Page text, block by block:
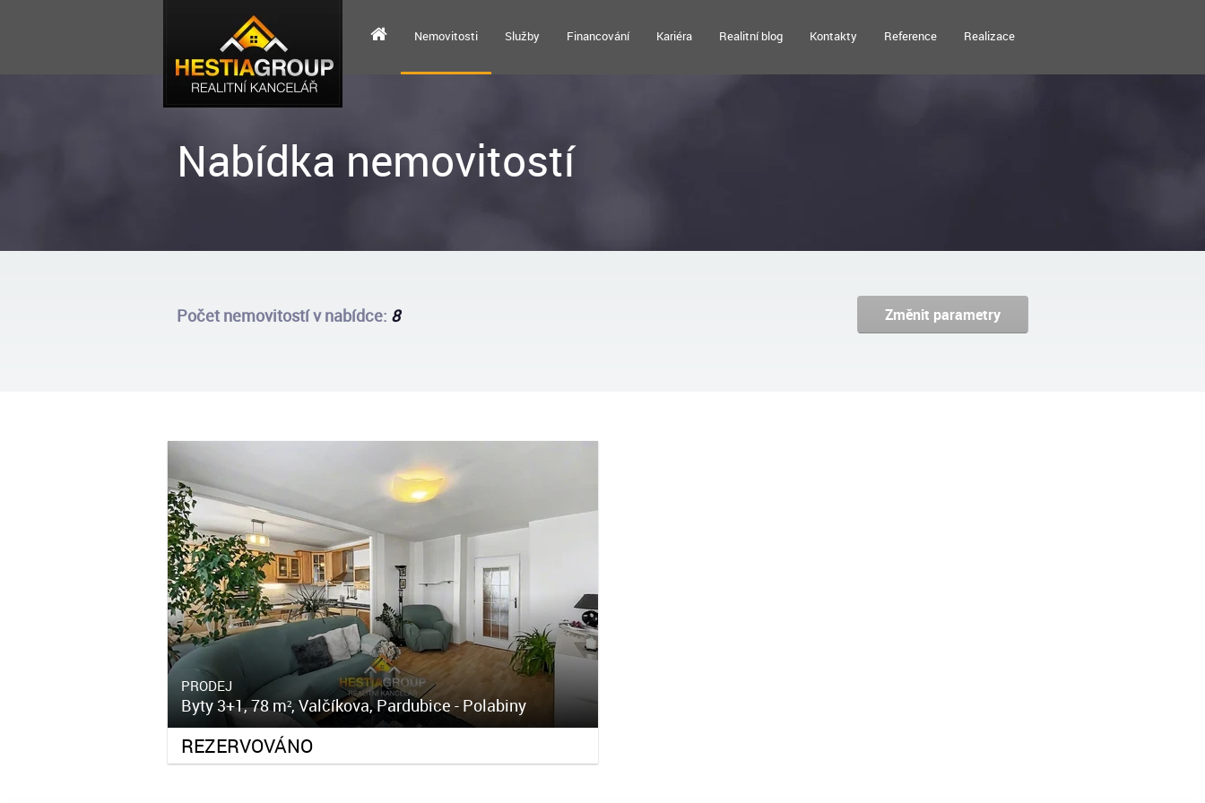
Nemovitosti Služby Financování Kariéra Realitní blog Kontakty Reference Realizace
Nabídka nemovitostí
Počet nemovitostí v nabídce: 8 Změnit parametry
PRODEJ
Byty 3+1, 78 m², Valčíkova, Pardubice - Polabiny
REZERVOVÁNO